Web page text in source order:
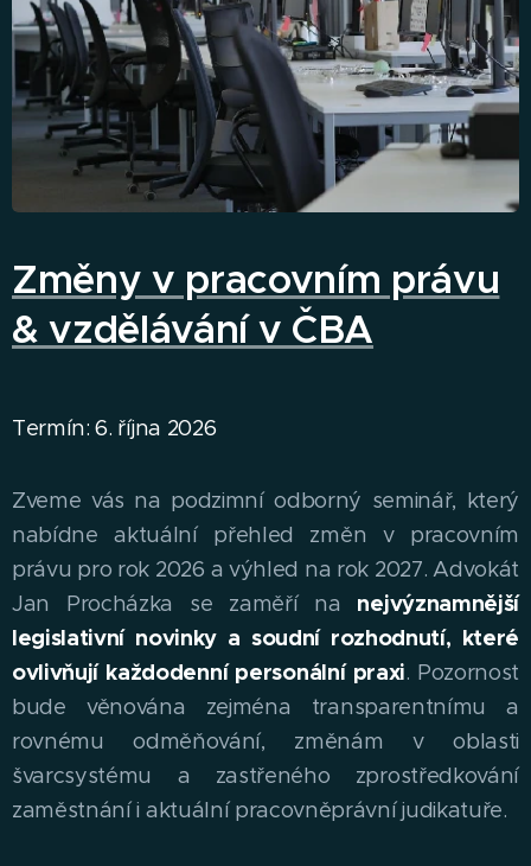
Změny v pracovním právu
& vzdělávání v ČBA
Termín: 6. října 2026
Zveme vás na podzimní odborný seminář, který
nabídne aktuální přehled změn v pracovním
právu pro rok 2026 a výhled na rok 2027. Advokát
Jan Procházka se zaměří na nejvýznamnější
legislativní novinky a soudní rozhodnutí, které
ovlivňují každodenní personální praxi. Pozornost
bude věnována zejména transparentnímu a
rovnému odměňování, změnám v oblasti
švarcsystému a zastřeného zprostředkování
zaměstnání i aktuální pracovněprávní judikatuře.